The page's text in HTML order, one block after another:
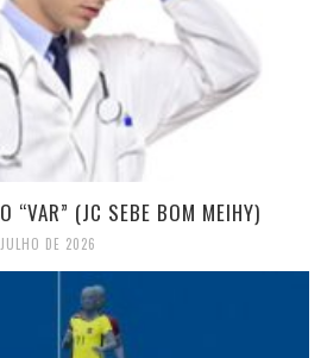
“VAR” (JC SEBE BOM MEIHY)
DE 2026